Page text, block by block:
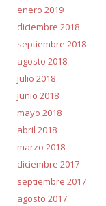
enero 2019
diciembre 2018
septiembre 2018
agosto 2018
julio 2018
junio 2018
mayo 2018
abril 2018
marzo 2018
diciembre 2017
septiembre 2017
agosto 2017